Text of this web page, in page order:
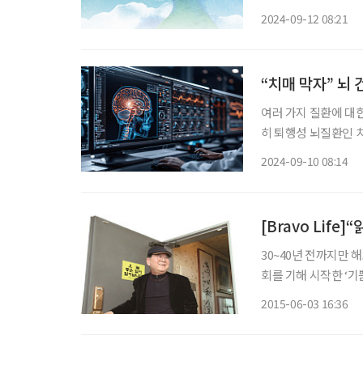
2024-09-12 08:21
“치매 막자” 뇌
여러 가지 질환에 대
히 퇴행성 뇌질환인
2024-09-10 08:14
[Bravo Life]“
30~40년 전까지만
회를 기해 시작한 ‘
2015-06-03 16:36